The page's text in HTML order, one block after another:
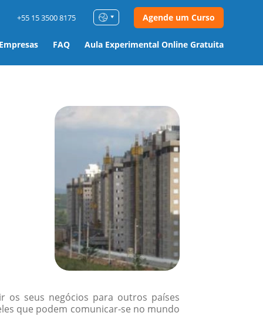
FAQ Aula Experimental Online Gratuita
+55 15 3500 8175 Agende um Curso
os seus negócios para outros países
que podem comunicar-se no mundo